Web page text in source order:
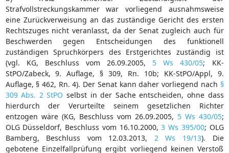
Strafvollstreckungskammer war vorliegend ausnahmsweise
eine Zurückverweisung an das zuständige Gericht des ersten
Rechtszuges nicht veranlasst, da der Senat zugleich auch für
Beschwerden gegen Entscheidungen des funktionell
zuständigen Spruchkörpers des Erstgerichtes zuständig ist
(vgl. KG, Beschluss vom 26.09.2005, 5 Ws 430/05; KK-
StPO/Zabeck, 9. Auflage, § 309, Rn. 10b; KK-StPO/Appl, 9.
Auflage, § 462, Rn. 4). Der Senat kann daher vorliegend nach §
309 Abs. 2 StPO selbst in der Sache entscheiden, ohne dass
hierdurch der Verurteilte seinem gesetzlichen Richter
entzogen wäre (KG, Beschluss vom 26.09.2005, 5 Ws 430/05;
OLG Düsseldorf, Beschluss vom 16.10.2000,3 Ws 395/00; OLG
Bamberg, Beschluss vom 12.03.2013, 2 Ws 19/13). Die
gebotene Einzelfallprüfung ergibt vorliegend keinen Verstoß